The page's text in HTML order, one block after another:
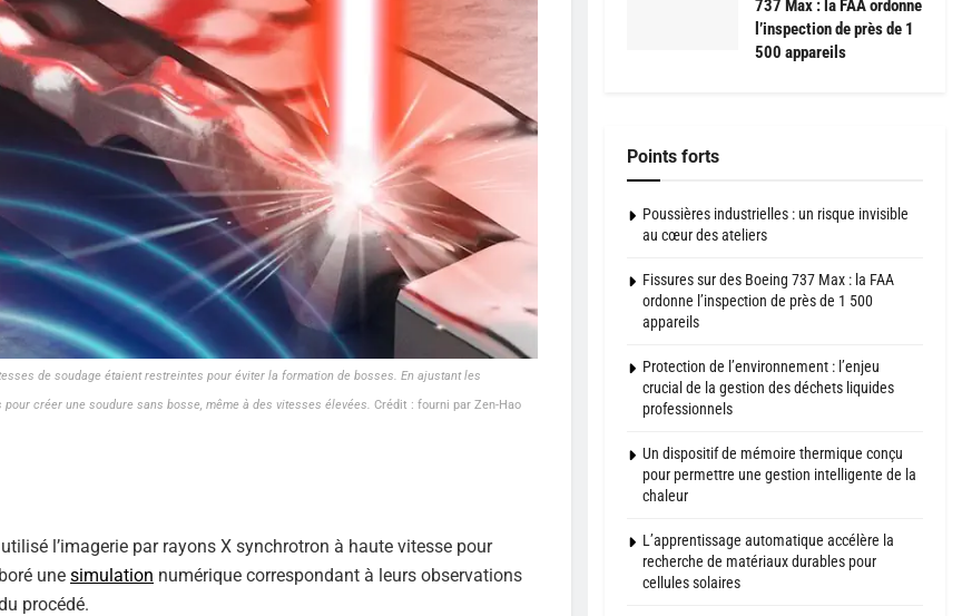
de soudage étaient restreintes pour éviter la formation de bosses. En ajustant les
créer une soudure sans bosse, même à des vitesses élevées. Crédit : fourni par Zen-Hao
l’imagerie par rayons X synchrotron à haute vitesse pour
une simulation numérique correspondant à leurs observations
procédé.
737 Max : la FAA ordonne
l’inspection de près de 1
500 appareils
Points forts
Poussières industrielles : un risque invisible
au cœur des ateliers
Fissures sur des Boeing 737 Max : la FAA
ordonne l’inspection de près de 1 500
appareils
Protection de l’environnement : l’enjeu
crucial de la gestion des déchets liquides
professionnels
Un dispositif de mémoire thermique conçu
pour permettre une gestion intelligente de la
chaleur
L’apprentissage automatique accélère la
recherche de matériaux durables pour
cellules solaires